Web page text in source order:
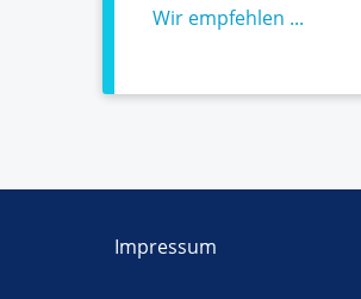
Wir empfehlen ...
Impressum